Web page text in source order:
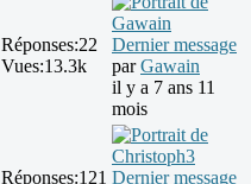
Réponses:22
Vues:13.3k
Dernier message
parGawain
il y a 7 ans 11
mois
Réponses:121 Dernier message